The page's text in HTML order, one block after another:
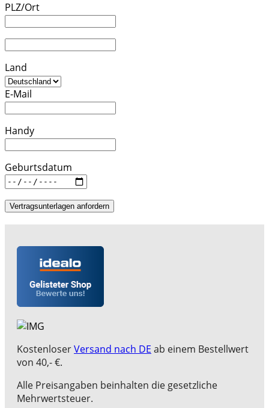
PLZ/Ort
Land
E-Mail
Handy
Geburtsdatum
Vertragsunterlagen anfordern
KostenloserVersand nach DE ab einem Bestellwert
von 40,- €.
Alle Preisangaben beinhalten die gesetzliche
Mehrwertsteuer.